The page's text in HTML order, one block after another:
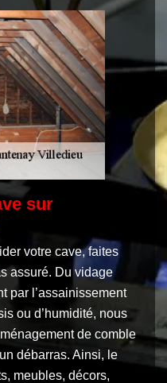
sur
votre cave, faites
assuré. Du vidage
par l’assainissement
ou d’humidité, nous
de comble
débarras. Ainsi, le
meubles, décors,